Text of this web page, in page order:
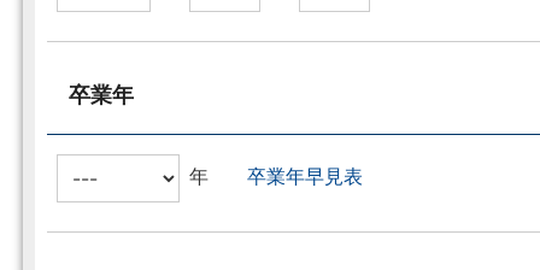
卒業年
年卒業年早見表